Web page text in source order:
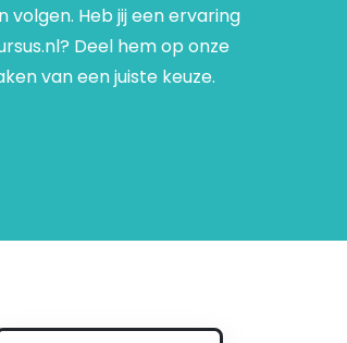
volgen. Heb jij een ervaring
Deel hem op onze
van een juiste keuze.